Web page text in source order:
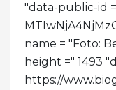
"data-public-id
name = "Foto:
height =" 1493
https://